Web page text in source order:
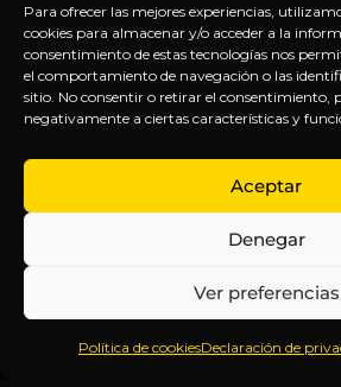
Para ofrecer las mejores experiencias,
cookies para almacenar y/o acceder a la
consentimiento de estas tecnologías nos
el comportamiento de navegación o las
sitio. No consentir o retirar el consentimiento,
negativamente a ciertas características y
Aceptar
Denegar
Ver preferencias
Política de cookiesDeclaración de
suscripción.
Inteligencia
Anticipándonos
EXPLORA
Inicio
Sobre
Contenido
Webinars
de